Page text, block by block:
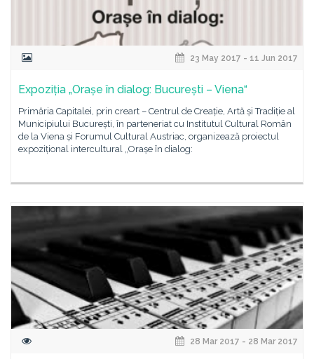
23 May 2017 - 11 Jun 2017
Expoziția „Orașe în dialog: București – Viena“
Primăria Capitalei, prin creart – Centrul de Creație, Artă și Tradiție al
Municipiului București, în parteneriat cu Institutul Cultural Român
de la Viena și Forumul Cultural Austriac, organizează proiectul
expozițional intercultural „Orașe în dialog:
28 Mar 2017 - 28 Mar 2017